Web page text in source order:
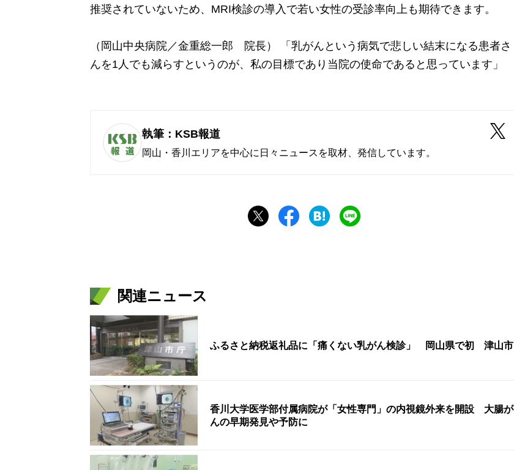
推奨されていないため、MRI検診の導入で若い女性の受診率向上も期待できます。
（岡山中央病院／金重総一郎 院長） 「乳がんという病気で悲しい結末になる患者さ
んを1人でも減らすというのが、私の目標であり当院の使命であると思っています」
執筆：KSB報道
岡山・香川エリアを中心に日々ニュースを取材、発信しています。
関連ニュース
ふるさと納税返礼品に「痛くない乳がん検診」 岡山県で初 津山市
香川大学医学部付属病院が「女性専門」の内視鏡外来を開設 大腸が
んの早期発見や予防に